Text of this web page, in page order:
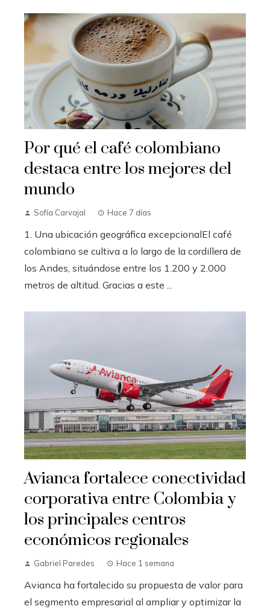
Por qué el café colombiano
destaca entre los mejores del
mundo
Sofía Carvajal Hace 7 días
1. Una ubicación geográfica excepcionalEl café
colombiano se cultiva a lo largo de la cordillera de
los Andes, situándose entre los 1.200 y 2.000
metros de altitud. Gracias a este ...
Avianca fortalece conectividad
corporativa entre Colombia y
los principales centros
económicos regionales
Gabriel Paredes Hace 1 semana
Avianca ha fortalecido su propuesta de valor para
el segmento empresarial al ampliar y optimizar la